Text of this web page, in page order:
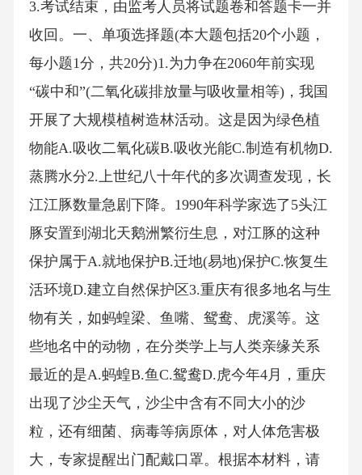
3.考试结束，由监考人员将试题卷和答题卡一并
收回。一、单项选择题(本大题包括20个小题，
每小题1分，共20分)1.为力争在2060年前实现
“碳中和”(二氧化碳排放量与吸收量相等)，我国
开展了大规模植树造林活动。这是因为绿色植
物能A.吸收二氧化碳B.吸收光能C.制造有机物D.
蒸腾水分2.上世纪八十年代的多次调查发现，长
江江豚数量急剧下降。1990年科学家选了5头江
豚安置到湖北天鹅洲繁衍生息，对江豚的这种
保护属于A.就地保护B.迁地(易地)保护C.恢复生
活环境D.建立自然保护区3.重庆有很多地名与生
物有关，如蚂蝗梁、鱼嘴、鸳鸯、虎溪等。这
些地名中的动物，在分类学上与人类亲缘关系
最近的是A.蚂蝗B.鱼C.鸳鸯D.虎今年4月，重庆
出现了沙尘天气，沙尘中含有不同大小的沙
粒，还有细菌、病毒等病原体，对人体危害极
大，专家提醒出门配戴口罩。根据本材料，请